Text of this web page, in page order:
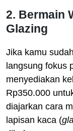
2. Bermain
Glazing
Jika kamu
langsung fokus
menyediakan
Rp350.000
diajarkan cara
lapisan kaca (